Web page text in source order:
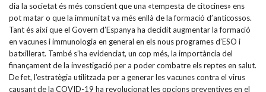
dia la societat és més conscient que una «tempesta de citocines» ens
pot matar o que la immunitat va més enllà de la formació d’anticossos.
Tant és així que el Govern d’Espanya ha decidit augmentar la formació
en vacunes i immunologia en general en els nous programes d’ESO i
batxillerat. També s’ha evidenciat, un cop més, la importància del
finançament de la investigació per a poder combatre els reptes en salut.
De fet, l’estratègia utilitzada per a generar les vacunes contra el virus
causant de la COVID-19 ha revolucionat les opcions preventives en el